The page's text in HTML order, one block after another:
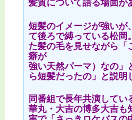
髪質について語る場面が
短髪のイメージが強いが
て後ろで縛っている松岡
た髪の毛を見せながら「
癖が
強い天然パーマ）なの」
ら短髪だったの」と説明
同番組で長年共演してい
華丸・大吉の博多大吉も